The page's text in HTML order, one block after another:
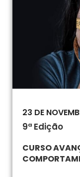
23 DE
9ª Edição
CURSO